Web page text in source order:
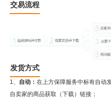
交易流程
发货方式
1、 自动： 在上方保障服务中标有自动
自卖家的商品获取（下载）链接；